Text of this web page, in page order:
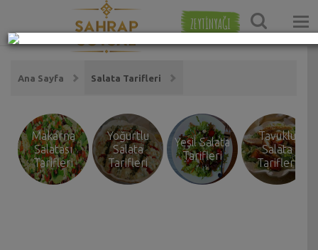
ZEYTİNYAĞI
Ana Sayfa Salata Tarifleri
Makarna
Salatası
Tarifleri
Yoğurtlu
Salata
Tarifleri
Yeşil Salata
Tarifleri
Tavuklu
Salata
Tarifleri